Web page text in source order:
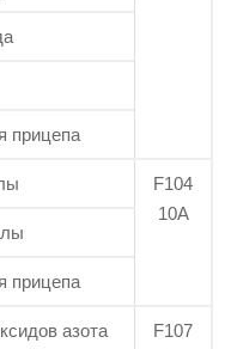
прицепа
F104
10А
прицепа
азота
F107